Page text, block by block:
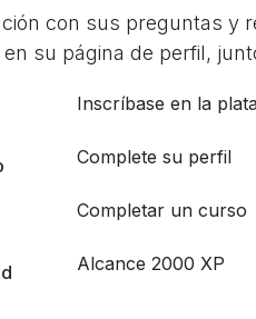
con sus preguntas y
su página de perfil,
Inscríbase en la
Complete su perfil
Completar un curso
Alcance 2000 XP